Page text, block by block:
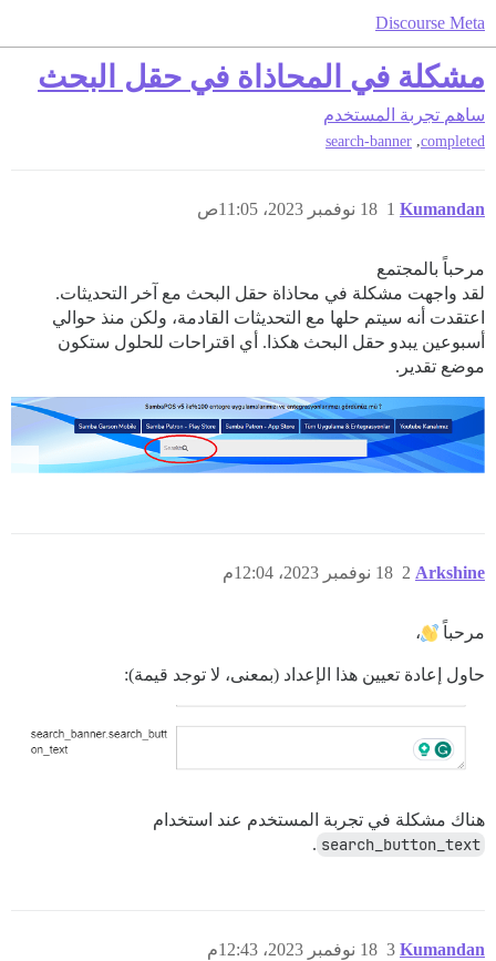
Discourse Meta
مشكلة في المحاذاة في حقل البحث
ساهم تجربة المستخدم
completed
,
search-banner
Kumandan 18 نوفمبر 2023، 11:05ص 1
مرحباً بالمجتمع
لقد واجهت مشكلة في محاذاة حقل البحث مع آخر التحديثات.
اعتقدت أنه سيتم حلها مع التحديثات القادمة، ولكن منذ حوالي
أسبوعين يبدو حقل البحث هكذا. أي اقتراحات للحلول ستكون
موضع تقدير.
Arkshine 18 نوفمبر 2023، 12:04م 2
مرحباً ،
حاول إعادة تعيين هذا الإعداد (بمعنى، لا توجد قيمة):
هناك مشكلة في تجربة المستخدم عند استخدام
search_button_text
.
Kumandan 18 نوفمبر 2023، 12:43م 3